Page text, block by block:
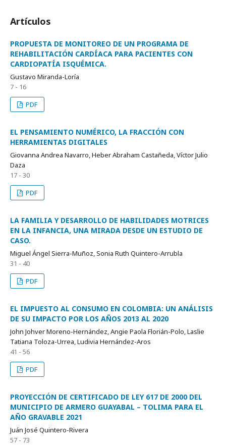
Artículos
PROPUESTA DE MONITOREO DE UN PROGRAMA DE
REHABILITACIÓN CARDÍACA PARA PACIENTES CON
CARDIOPATÍA ISQUÉMICA.
Gustavo Miranda-Loría
7 - 16
PDF
EL PENSAMIENTO NUMÉRICO, LA FRACCIÓN CON
HERRAMIENTAS DIGITALES
Giovanna Andrea Navarro, Heber Abraham Castañeda, Víctor Julio
Daza
17 - 30
PDF
LA FAMILIA Y DESARROLLO DE HABILIDADES MOTRICES
EN LA INFANCIA, UNA MIRADA DESDE UN ESTUDIO DE
CASO.
Miguel Ángel Sierra-Muñoz, Sonia Ruth Quintero-Arrubla
31 - 40
PDF
EL IMPUESTO AL CONSUMO EN COLOMBIA: UN ANÁLISIS
DE SU IMPACTO POR LOS AÑOS 2013 AL 2020
John Johver Moreno-Hernández, Angie Paola Florián-Polo, Laslie
Tatiana Toloza-Urrea, Ludivia Hernández-Aros
41 - 56
PDF
PROYECCIÓN DE CERTIFICADO DE LEY 617 DE 2000 DEL
MUNICIPIO DE ARMERO GUAYABAL – TOLIMA PARA EL
AÑO GRAVABLE 2021
Juán José Quintero-Rivera
57 - 73